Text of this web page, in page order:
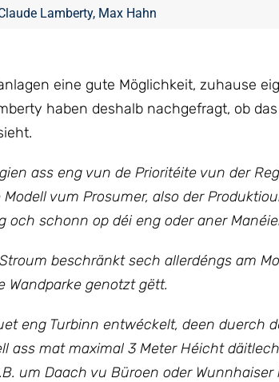
Lamberty, Max Hahn
eine gute Möglichkeit, zuhause
haben deshalb nachgefragt, ob
ass eng vun de Prioritéite vun der
vum Prosumer, also der
och schonn op déi eng oder aner
beschränkt sech allerdéngs am
Wandparke genotzt gëtt.
eng Turbinn entwéckelt, deen duerch
ass mat maximal 3 Meter Héicht
um Daach vu Büroen oder Wunnhaiser